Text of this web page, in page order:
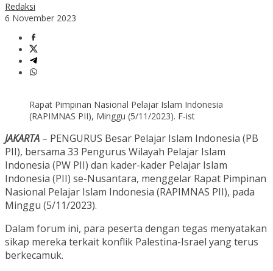
Redaksi
6 November 2023
Rapat Pimpinan Nasional Pelajar Islam Indonesia
(RAPIMNAS PII), Minggu (5/11/2023). F-ist
JAKARTA – PENGURUS Besar Pelajar Islam Indonesia (PB
PII), bersama 33 Pengurus Wilayah Pelajar Islam
Indonesia (PW PII) dan kader-kader Pelajar Islam
Indonesia (PII) se-Nusantara, menggelar Rapat Pimpinan
Nasional Pelajar Islam Indonesia (RAPIMNAS PII), pada
Minggu (5/11/2023).
Dalam forum ini, para peserta dengan tegas menyatakan
sikap mereka terkait konflik Palestina-Israel yang terus
berkecamuk.